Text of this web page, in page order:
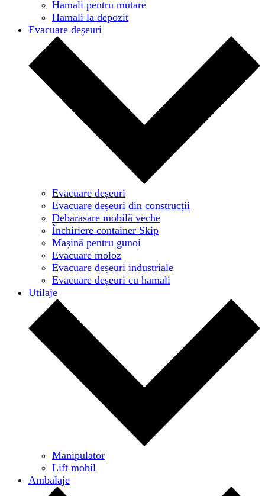
Hamali pentru mutare
Hamali la depozit
Evacuare deșeuri
Evacuare deșeuri
Evacuare deșeuri din construcții
Debarasare mobilă veche
Închiriere container Skip
Mașină pentru gunoi
Evacuare moloz
Evacuare deșeuri industriale
Evacuare deșeuri cu hamali
Utilaje
Manipulator
Lift mobil
Ambalaje